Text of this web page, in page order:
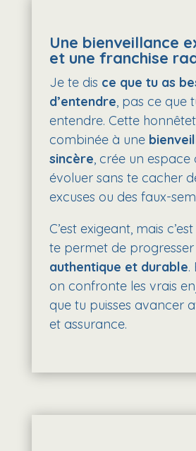
Une bienveillance
et une franchise
Je te dis ce que tu as
d’entendre, pas ce que
entendre. Cette
combinée à une
sincère, crée un espace
évoluer sans te cacher
excuses ou des faux-
C’est exigeant, mais
te permet de
authentique et durable.
on confronte les vrais
que tu puisses avancer
et assurance.